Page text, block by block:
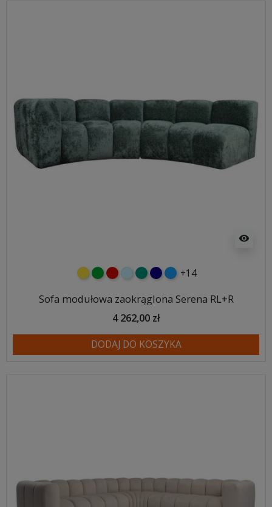
visibility
żółtyzielonyczerwony
błękitnyturkusowy
granatowy
niebieski
+14
Sofa modułowa zaokrąglona Serena RL+R
4 262,00 zł
DODAJ DO KOSZYKA